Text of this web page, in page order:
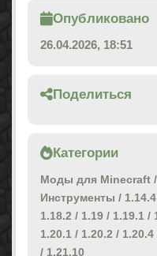
Опубликовано
26.04.2026, 18:51
Поделиться
Категории
Моды для Minecraft /
Инструменты / 1.14.4
1.18.2 / 1.19 / 1.19.1 /
1.20.1 / 1.20.2 / 1.20.4
/ 1.21.10